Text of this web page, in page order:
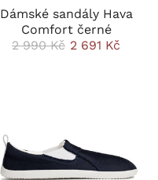
Dámské sandály Hava
Comfort černé
2 990 Kč 2 691 Kč